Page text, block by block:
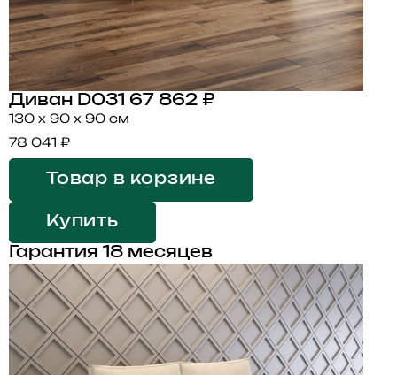
Диван D031 67 862 ₽
130 x 90 x 90 см
78 041 ₽
Товар в корзине
Купить
Гарантия 18 месяцев